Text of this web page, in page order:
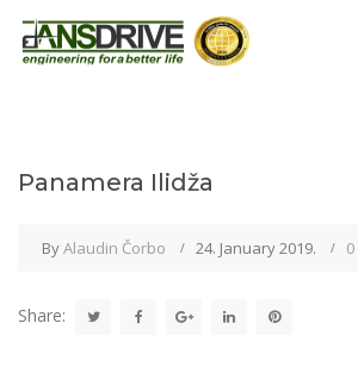
Panamera Ilidža
ByAlaudin Čorbo 24. January 2019.
Share: